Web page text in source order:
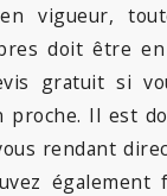
vigueur,
doit être
gratuit si
proche. Il est
rendant
également